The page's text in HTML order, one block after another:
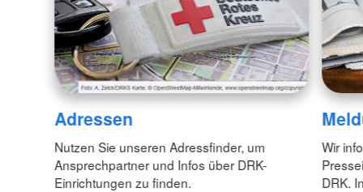
Adressen
Nutzen Sie unseren Adressfinder, um
Ansprechpartner und Infos über DRK-
Einrichtungen zu finden.
Wir
DRK.